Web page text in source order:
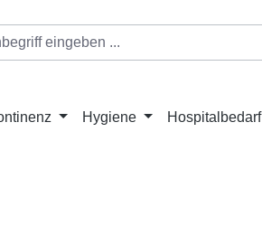
Hygiene Hospitalbedarf